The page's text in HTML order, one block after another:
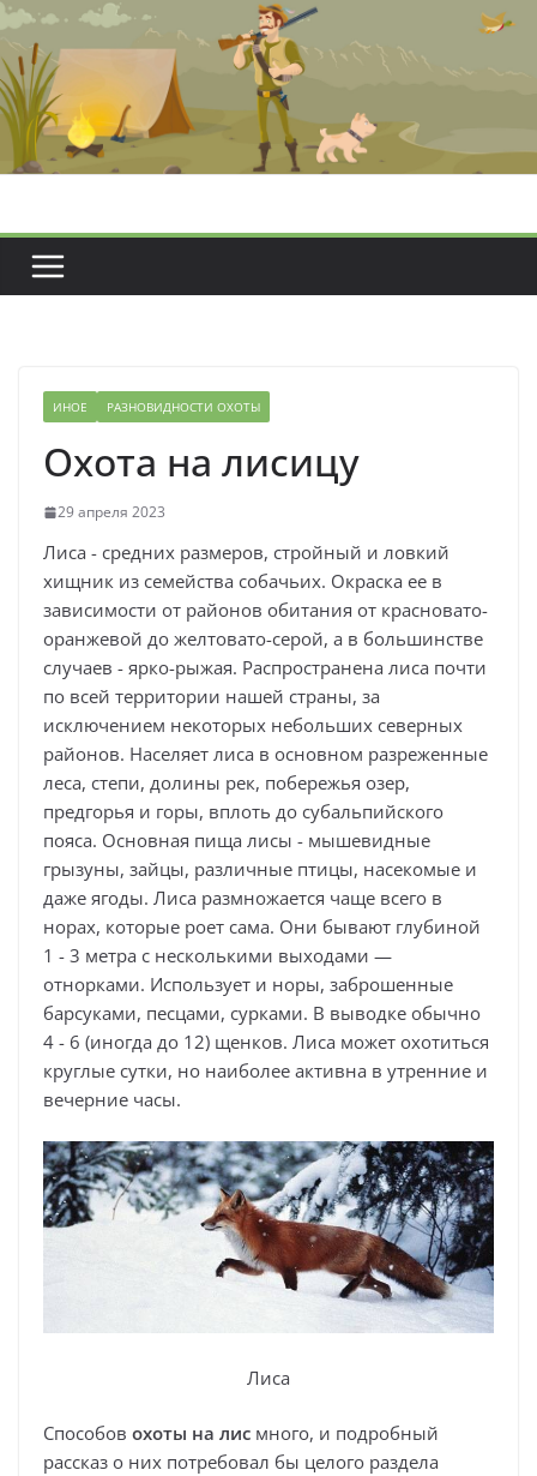
Перейти
содержимому
ИНОЕ РАЗНОВИДНОСТИ ОХОТЫ
Охота на лисицу
29 апреля 2023
Лиса - средних размеров, стройный и ловкий
хищник из семейства собачьих. Окраска ее в
зависимости от районов обитания от красновато-
оранжевой до желтовато-серой, а в большинстве
случаев - ярко-рыжая. Распространена лиса почти
по всей территории нашей страны, за
исключением некоторых небольших северных
районов. Населяет лиса в основном разреженные
леса, степи, долины рек, побережья озер,
предгорья и горы, вплоть до субальпийского
пояса. Основная пища лисы - мышевидные
грызуны, зайцы, различные птицы, насекомые и
даже ягоды. Лиса размножается чаще всего в
норах, которые роет сама. Они бывают глубиной
1 - 3 метра с несколькими выходами —
отнорками. Использует и норы, заброшенные
барсуками, песцами, сурками. В выводке обычно
4 - 6 (иногда до 12) щенков. Лиса может охотиться
круглые сутки, но наиболее активна в утренние и
вечерние часы.
Лиса
Способов охоты на лис много, и подробный
рассказ о них потребовал бы целого раздела